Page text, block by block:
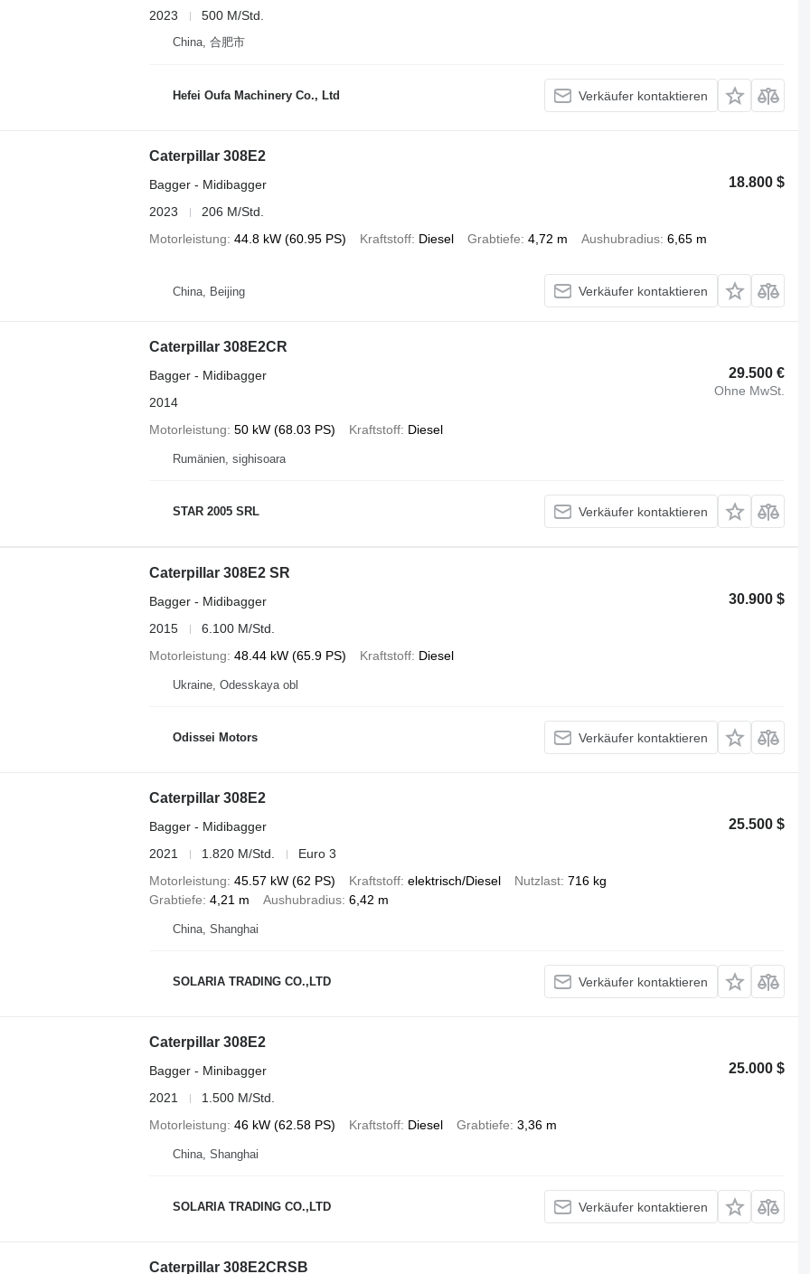
2023
500 M/Std.
China, 合肥市
Hefei Oufa Machinery Co., Ltd Verkäufer kontaktieren
Caterpillar 308E2
18.800 $
Bagger - Midibagger
2023
206 M/Std.
Motorleistung 44.8 kW (60.95 PS) Kraftstoff Diesel Grabtiefe 4,72 m Aushubradius 6,65 m
China, Beijing Verkäufer kontaktieren
Caterpillar 308E2CR
29.500 €
Ohne MwSt.
Bagger - Midibagger
2014
Motorleistung 50 kW (68.03 PS) Kraftstoff Diesel
Rumänien, sighisoara
STAR 2005 SRL Verkäufer kontaktieren
Caterpillar 308E2 SR
30.900 $
Bagger - Midibagger
2015
6.100 M/Std.
Motorleistung 48.44 kW (65.9 PS) Kraftstoff Diesel
Ukraine, Odesskaya obl
Odissei Motors Verkäufer kontaktieren
Caterpillar 308E2
25.500 $
Bagger - Midibagger
2021
1.820 M/Std.
Euro 3
Motorleistung 45.57 kW (62 PS) Kraftstoff elektrisch/Diesel Nutzlast 716 kg
Grabtiefe 4,21 m Aushubradius 6,42 m
China, Shanghai
SOLARIA TRADING CO.,LTD Verkäufer kontaktieren
Caterpillar 308E2
25.000 $
Bagger - Minibagger
2021
1.500 M/Std.
Motorleistung 46 kW (62.58 PS) Kraftstoff Diesel Grabtiefe 3,36 m
China, Shanghai
SOLARIA TRADING CO.,LTD Verkäufer kontaktieren
Caterpillar 308E2CRSB